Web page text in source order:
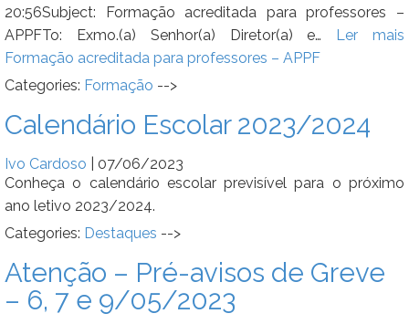
20:56Subject: Formação acreditada para professores –
APPFTo: Exmo.(a) Senhor(a) Diretor(a) e… Ler mais
Formação acreditada para professores – APPF
Categories: Formação -->
Calendário Escolar 2023/2024
Ivo Cardoso
07/06/2023
Conheça o calendário escolar previsível para o próximo
ano letivo 2023/2024.
Categories: Destaques -->
Atenção – Pré-avisos de Greve
– 6, 7 e 9/05/2023